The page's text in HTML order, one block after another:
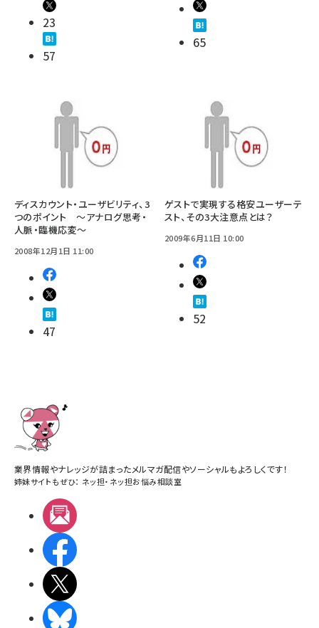
23
57
65
ディスカウント・ユーザビリティ、3
つのポイント 〜アナログ思考・
人脈・臨機応変〜
2008年12月1日 11:00
47
ゲストで実現する格安ユーザーテ
スト、その3大注意点とは？
2009年6月11日 10:00
52
業界情報やナレッジが詰まったメルマガ配信やソーシャルもよろしくです！
姉妹サイトもぜひ： ネッ担・ ネッ担お悩み相談室